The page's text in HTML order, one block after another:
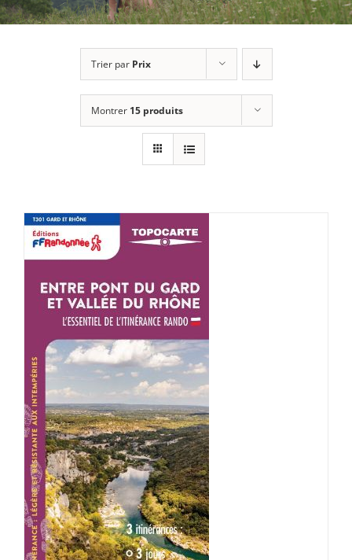
Trier par Prix
Montrer 15 produits
ACHETER LE PRODUIT
/
DÉTAILS